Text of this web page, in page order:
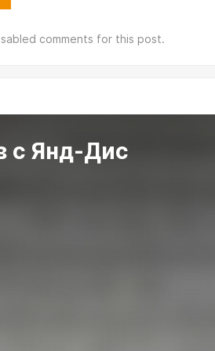
comments for this post.
с Янд-Дис